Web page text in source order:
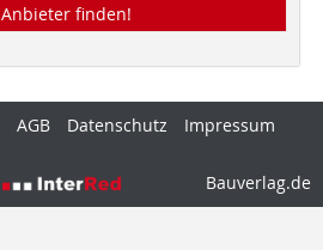
Anbieter finden!
AGB Datenschutz
Impressum
Bauverlag.de